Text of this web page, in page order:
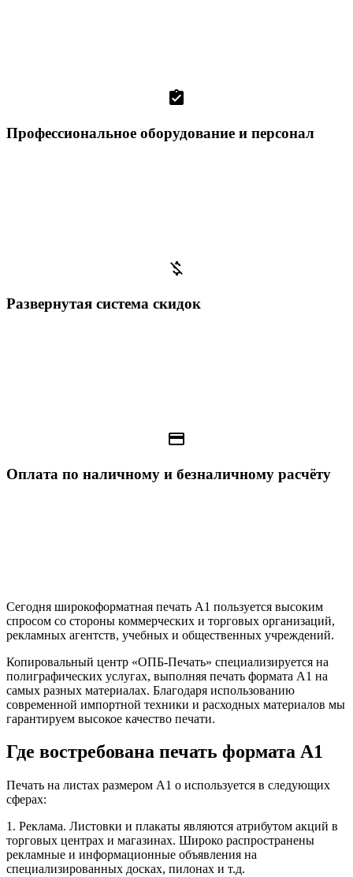
assignment_turned_in
Профессиональное оборудование и персонал
money_off
Развернутая система скидок
payment
Оплата по наличному и безналичному расчёту
Сегодня широкоформатная печать А1 пользуется высоким
спросом со стороны коммерческих и торговых организаций,
рекламных агентств, учебных и общественных учреждений.
Копировальный центр «ОПБ-Печать» специализируется на
полиграфических услугах, выполняя печать формата А1 на
самых разных материалах. Благодаря использованию
современной импортной техники и расходных материалов мы
гарантируем высокое качество печати.
Где востребована печать формата А1
Печать на листах размером А1 о используется в следующих
сферах:
1. Реклама. Листовки и плакаты являются атрибутом акций в
торговых центрах и магазинах. Широко распространены
рекламные и информационные объявления на
специализированных досках, пилонах и т.д.